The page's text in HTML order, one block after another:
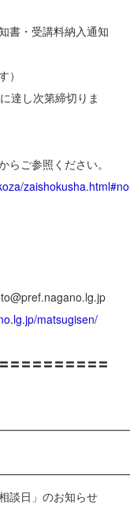
受講料納入通知
達し次第締切りま
ご参照ください。
matsugisen/
〓〓〓〓〓〓〓〓〓
談日」のお知らせ